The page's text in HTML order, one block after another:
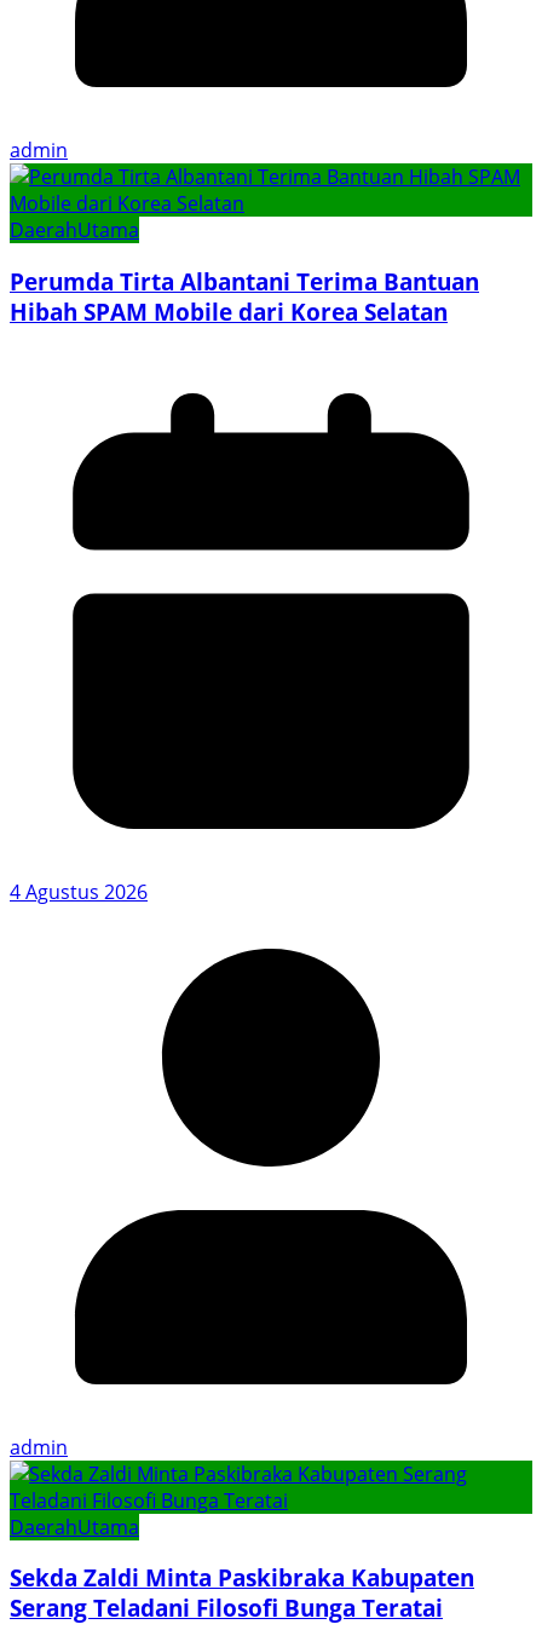
admin
DaerahUtama
Perumda Tirta Albantani Terima Bantuan
Hibah SPAM Mobile dari Korea Selatan
4 Agustus 2026
admin
DaerahUtama
Sekda Zaldi Minta Paskibraka Kabupaten
Serang Teladani Filosofi Bunga Teratai